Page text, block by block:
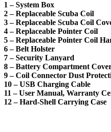
1 – System Box
2 – Replaceable Scuba Coil
3 – Replaceable Scuba Coil
4 – Replaceable Pointer Coil
5 – Replaceable Pointer Coil
6 – Belt Holster
7 – Security Lanyard
8 – Battery Compartment
9 – Coil Connector Dust
10 – USB Charging Cable
11 – User Manual, Warranty
12 – Hard-Shell Carrying Case